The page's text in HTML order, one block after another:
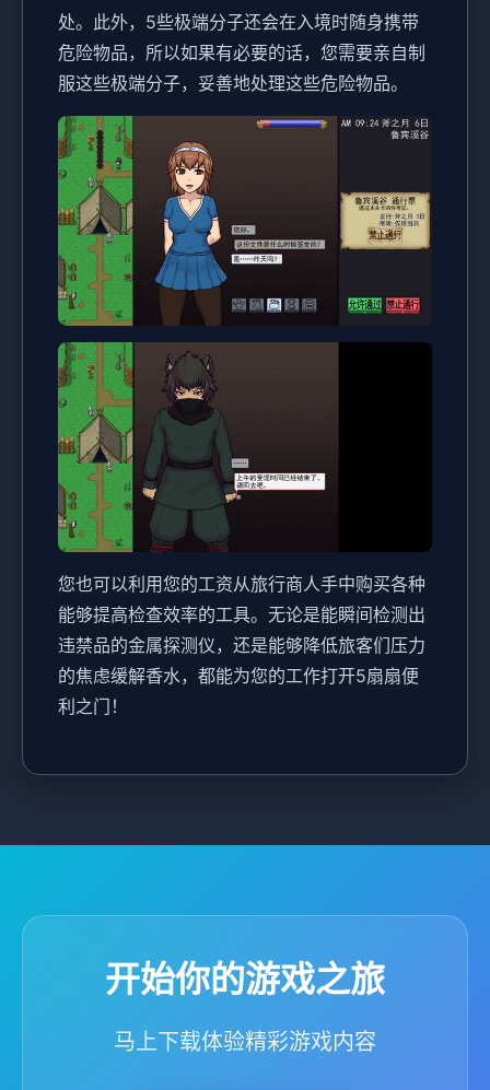
处。此外，5些极端分子还会在入境时随身携带
危险物品，所以如果有必要的话，您需要亲自制
服这些极端分子，妥善地处理这些危险物品。
您也可以利用您的工资从旅行商人手中购买各种
能够提高检查效率的工具。无论是能瞬间检测出
违禁品的金属探测仪，还是能够降低旅客们压力
的焦虑缓解香水，都能为您的工作打开5扇扇便
利之门！
开始你的游戏之旅
马上下载体验精彩游戏内容